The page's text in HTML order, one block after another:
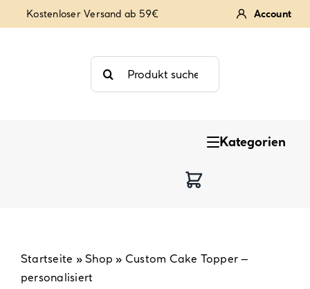
Inhalt
Kostenloser Versand ab 59€ Account
Suche
nach:
Kategorien
Backzubehör & Backwerkzeug
Startseite »Shop » Custom Cake Topper –
personalisiert